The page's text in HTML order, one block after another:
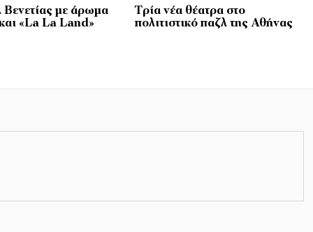
Βενετίας με άρωμα
«La La Land»
Τρία νέα θέατρα στο
πολιτιστικό παζλ της Αθήνας